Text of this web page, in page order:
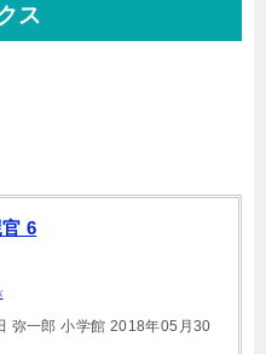
ス
6
弥一郎 小学館 2018年05月30